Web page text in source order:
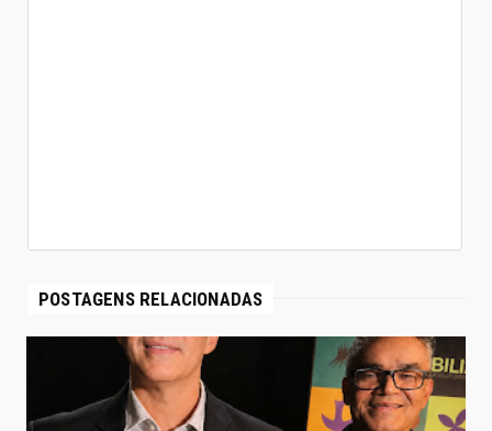
POSTAGENS RELACIONADAS